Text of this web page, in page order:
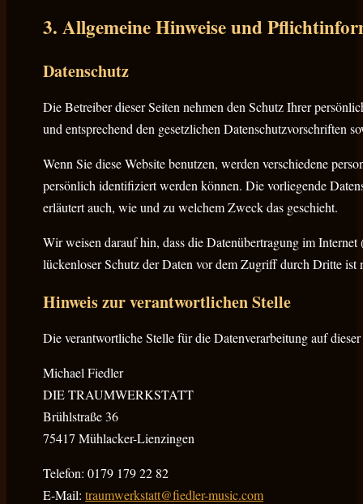
3. Allgemeine Hinweise und
Datenschutz
Die Betreiber dieser Seiten nehmen den Schutz Ihrer
und entsprechend den gesetzlichen Datenschutzvorschriften
Wenn Sie diese Website benutzen, werden verschiedene
persönlich identifiziert werden können. Die vorliegende
erläutert auch, wie und zu welchem Zweck das geschieht.
Wir weisen darauf hin, dass die Datenübertragung im
lückenloser Schutz der Daten vor dem Zugriff durch Dritte ist
Hinweis zur verantwortlichen Stelle
Die verantwortliche Stelle für die Datenverarbeitung auf
Michael Fiedler
DIE TRAUMWERKSTATT
Brühlstraße 36
75417 Mühlacker-Lienzingen
Telefon: 0179 179 22 82
E-Mail: traumwerkstatt@fiedler-music.com